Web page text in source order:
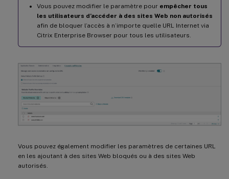
Vous pouvez modifier le paramètre pour empêcher tous
les utilisateurs d’accéder à des sites Web non autorisés
afin de bloquer l’accès à n’importe quelle URL Internet via
Citrix Enterprise Browser pour tous les utilisateurs.
Vous pouvez également modifier les paramètres de certaines URL
en les ajoutant à des sites Web bloqués ou à des sites Web
autorisés.